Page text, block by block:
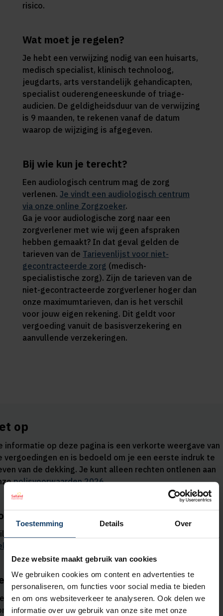
Toestemming Details Over
Deze website maakt gebruik van cookies
We gebruiken cookies om content en advertenties te
personaliseren, om functies voor social media te bieden
en om ons websiteverkeer te analyseren. Ook delen we
informatie over uw gebruik van onze site met onze
risico.
Wat moet je regelen?
Je hebt een verwijzing nodig van een huisarts,
medisch specialist, klinisch technoloog,
jeugdarts, arts verstandelijk gehandicapten,
specialist ouderengeneeskunde of triage-
audicien. De geldigheidsduur van de verwijzing
is 9 maanden, te rekenen vanaf de datum
waarop de wijziging is afgegeven.
Bij wie kun je terecht?
Een audiologisch centrum mag de zorg
verlenen. Je vindt een audiologisch centrum
via onze online Zorgzoeker.
Ga je voor audiologische zorg naar een
zorgverlener met wie wij geen afspraken
hebben gemaakt? In dat geval gelden de
tarieven van de Tarievenlijst voor niet-
gecontracteerde zorg (medisch-
specialistische zorg). Zijn de tarieven van de
niet-gecontracteerde zorgverlener hoger dan
onze maximumtarieven, dan is het verschil
voor jouw eigen rekening. Dit geldt voor
vergoeding vanuit de basisverzekering en
aanvullende verzekeringen.
op
informatie op deze pagina is een verkorte weergave van
vergoedingen en is bedoeld om je een eerste indruk te
van de dekking. Je kunt alleen rechten ontlenen aan
polisvoorwaarden 2026.
verzekering
je weten hoe je verzekerd bent?
alle informatie over jouw eigen zorgverzekering.
voor niet-gecontracteerde zorg
je voor zorg uit de basisverzekering door een
waarmee wij geen contract hebben